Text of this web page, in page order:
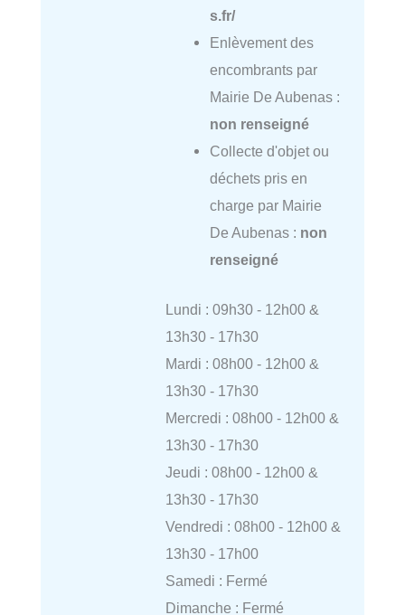
s.fr/
Enlèvement des
encombrants par
Mairie De Aubenas :
non renseigné
Collecte d'objet ou
déchets pris en
charge par Mairie
De Aubenas : non
renseigné
Lundi : 09h30 - 12h00 &
13h30 - 17h30
Mardi : 08h00 - 12h00 &
13h30 - 17h30
Mercredi : 08h00 - 12h00 &
13h30 - 17h30
Jeudi : 08h00 - 12h00 &
13h30 - 17h30
Vendredi : 08h00 - 12h00 &
13h30 - 17h00
Samedi : Fermé
Dimanche : Fermé